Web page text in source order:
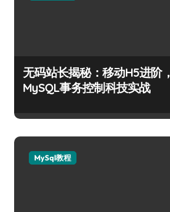
无码站长揭秘：移动H5进阶，
MySQL事务控制科技实战
MySql教程